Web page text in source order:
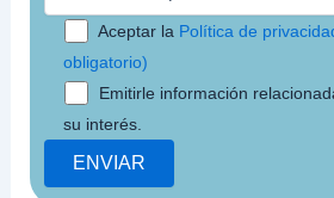
Aceptar la Política de
obligatorio)
Emitirle información
su interés.